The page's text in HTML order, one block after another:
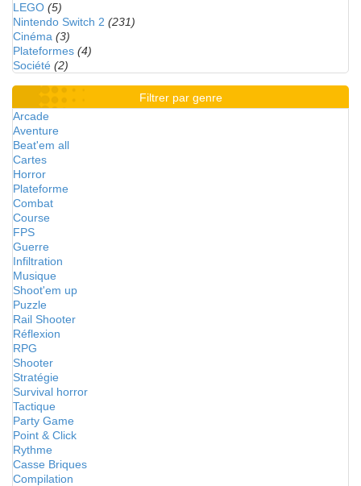
LEGO (5)
Nintendo Switch 2 (231)
Cinéma (3)
Plateformes (4)
Société (2)
Filtrer par genre
Arcade
Aventure
Beat'em all
Cartes
Horror
Plateforme
Combat
Course
FPS
Guerre
Infiltration
Musique
Shoot'em up
Puzzle
Rail Shooter
Réflexion
RPG
Shooter
Stratégie
Survival horror
Tactique
Party Game
Point & Click
Rythme
Casse Briques
Compilation